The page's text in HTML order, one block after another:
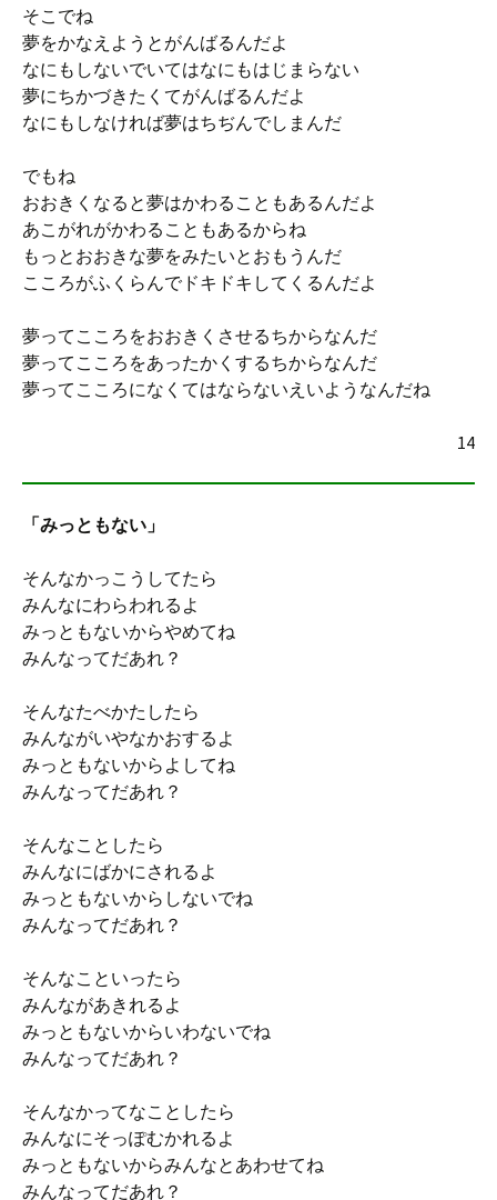
そこでね
夢をかなえようとがんばるんだよ
なにもしないでいてはなにもはじまらない
夢にちかづきたくてがんばるんだよ
なにもしなければ夢はちぢんでしまんだ
でもね
おおきくなると夢はかわることもあるんだよ
あこがれがかわることもあるからね
もっとおおきな夢をみたいとおもうんだ
こころがふくらんでドキドキしてくるんだよ
夢ってこころをおおきくさせるちからなんだ
夢ってこころをあったかくするちからなんだ
夢ってこころになくてはならないえいようなんだね
14
「みっともない」
そんなかっこうしてたら
みんなにわらわれるよ
みっともないからやめてね
みんなってだあれ？
そんなたべかたしたら
みんながいやなかおするよ
みっともないからよしてね
みんなってだあれ？
そんなことしたら
みんなにばかにされるよ
みっともないからしないでね
みんなってだあれ？
そんなこといったら
みんながあきれるよ
みっともないからいわないでね
みんなってだあれ？
そんなかってなことしたら
みんなにそっぽむかれるよ
みっともないからみんなとあわせてね
みんなってだあれ？